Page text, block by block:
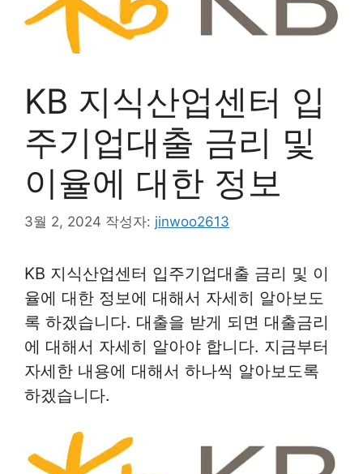
KB 지식산업센터 입
주기업대출 금리 및
이율에 대한 정보
3월 2, 2024 작성자: jinwoo2613
KB 지식산업센터 입주기업대출 금리 및 이
율에 대한 정보에 대해서 자세히 알아보도
록 하겠습니다. 대출을 받게 되면 대출금리
에 대해서 자세히 알아야 합니다. 지금부터
자세한 내용에 대해서 하나씩 알아보도록
하겠습니다.